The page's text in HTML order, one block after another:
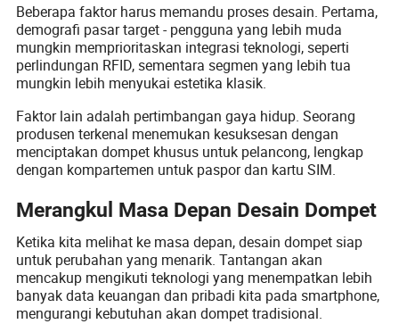
Beberapa faktor harus memandu proses desain. Pertama,
demografi pasar target - pengguna yang lebih muda
mungkin memprioritaskan integrasi teknologi, seperti
perlindungan RFID, sementara segmen yang lebih tua
mungkin lebih menyukai estetika klasik.
Faktor lain adalah pertimbangan gaya hidup. Seorang
produsen terkenal menemukan kesuksesan dengan
menciptakan dompet khusus untuk pelancong, lengkap
dengan kompartemen untuk paspor dan kartu SIM.
Merangkul Masa Depan Desain Dompet
Ketika kita melihat ke masa depan, desain dompet siap
untuk perubahan yang menarik. Tantangan akan
mencakup mengikuti teknologi yang menempatkan lebih
banyak data keuangan dan pribadi kita pada smartphone,
mengurangi kebutuhan akan dompet tradisional.